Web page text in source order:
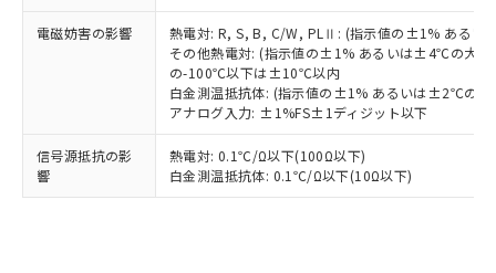
電磁妨害の影響
熱電対: R, S, B, C/W, PLⅡ: (指示値の±1% ある
その他熱電対: (指示値の±1% あるいは±4℃の大き
の-100℃以下は±10℃以内
白金測温抵抗体: (指示値の±1% あるいは±2℃の大
アナログ入力: ±1%FS±1ディジット以下
信号源抵抗の影
響
熱電対: 0.1℃/Ω以下(100Ω以下)
白金測温抵抗体: 0.1℃/Ω以下(10Ω以下)